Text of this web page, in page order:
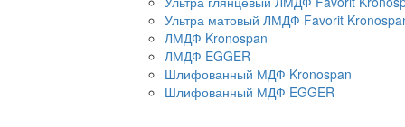
Ультра матовый ЛМДФ Favorit
ЛМДФ Kronospan
ЛМДФ EGGER
Шлифованный МДФ Kronospan
Шлифованный МДФ EGGER